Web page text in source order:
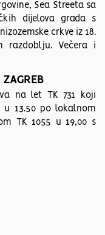
Sea Streeta sa
dijelova grada s
crkve iz 18.
razdoblju. Večera i
na let TK 731 koji
u 13.50 po lokalnom
TK 1055 u 19,00 s